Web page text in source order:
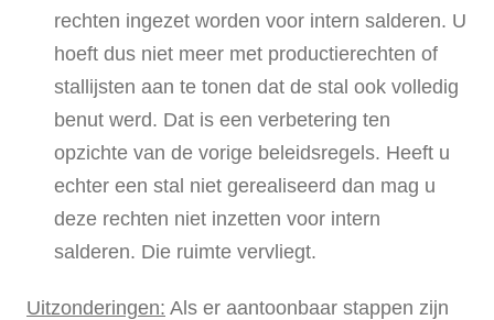
rechten ingezet worden voor intern salderen. U
hoeft dus niet meer met productierechten of
stallijsten aan te tonen dat de stal ook volledig
benut werd. Dat is een verbetering ten
opzichte van de vorige beleidsregels. Heeft u
echter een stal niet gerealiseerd dan mag u
deze rechten niet inzetten voor intern
salderen. Die ruimte vervliegt.
Uitzonderingen: Als er aantoonbaar stappen zijn